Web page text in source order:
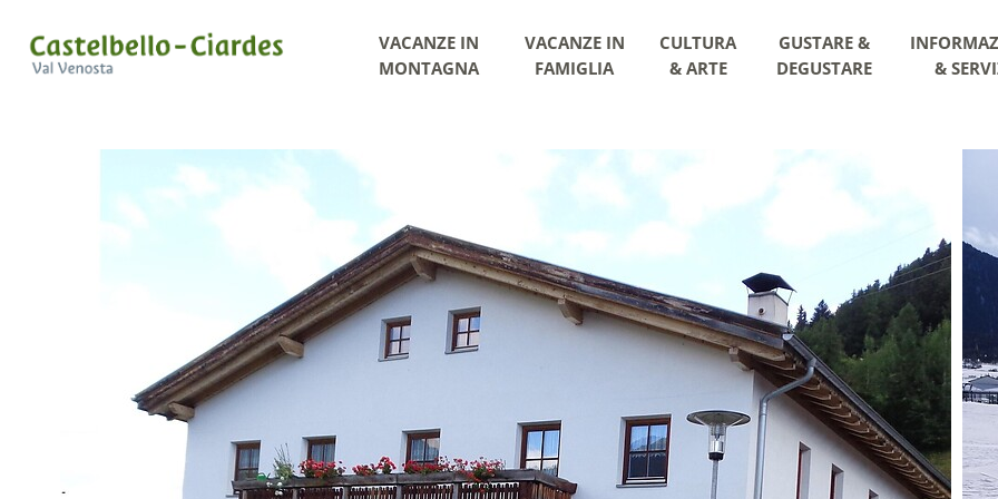
VACANZE IN
MONTAGNA
VACANZE IN
FAMIGLIA
CULTURA
& ARTE
GUSTARE &
DEGUSTARE
&